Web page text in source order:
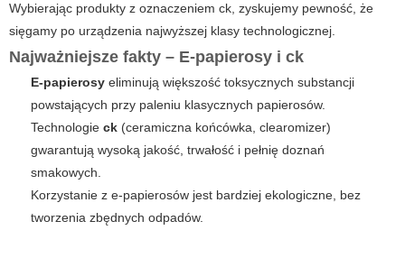
Wybierając produkty z oznaczeniem ck, zyskujemy pewność, że
sięgamy po urządzenia najwyższej klasy technologicznej.
Najważniejsze fakty – E-papierosy i ck
E-papierosy eliminują większość toksycznych substancji
powstających przy paleniu klasycznych papierosów.
Technologie ck (ceramiczna końcówka, clearomizer)
gwarantują wysoką jakość, trwałość i pełnię doznań
smakowych.
Korzystanie z e-papierosów jest bardziej ekologiczne, bez
tworzenia zbędnych odpadów.